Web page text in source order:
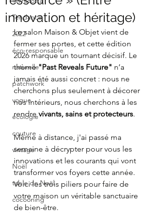
Tendance
2022
éco-responsable
naturelle
patchwork
vogue
écologie
couture
vintage
Noël
table de Noël
cocooning
innovation et héritage)
Le salon Maison & Objet vient de
fermer ses portes, et cette édition
2026 marque un tournant décisif. Le
thème "Past Reveals Future" n’a
jamais été aussi concret : nous ne
cherchons plus seulement à décorer
nos intérieurs, nous cherchons à les
rendre vivants, sains et protecteurs.
Même à distance, j'ai passé ma
semaine à décrypter pour vous les
innovations et les courants qui vont
transformer vos foyers cette année.
Voici les trois piliers pour faire de
votre maison un véritable sanctuaire
de bien-être.